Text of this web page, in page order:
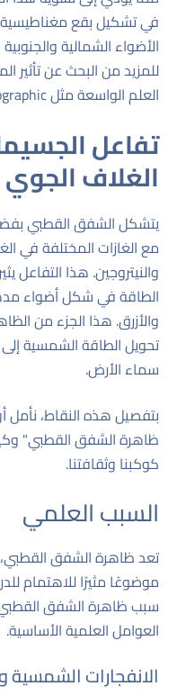
في تشكيل بقع
الأضواء الشمالية
للمزيد من البحث عن تأثير
العلم الواسعة مثل
تفاعل
الغلاف الجوي
يتشكل الشفق القطبي
مع الغازات المختلفة في
والنيتروجين. هذا التفاعل
الطاقة في شكل أضواء
والأزرق. هذا الجزء من
تحويل الطاقة الشمسية
سماء الأرض.
بتفصيل هذه النقاط،
ظاهرة الشفق القطبي"
كوكبنا وثقافتنا.
السبب العلمي
تعد ظاهرة الشفق القطبي،
موضوعًا مثيرًا للاهتمام
سبب ظاهرة الشفق
العوامل العلمية الأساسية.
الانفجارات الشمسية